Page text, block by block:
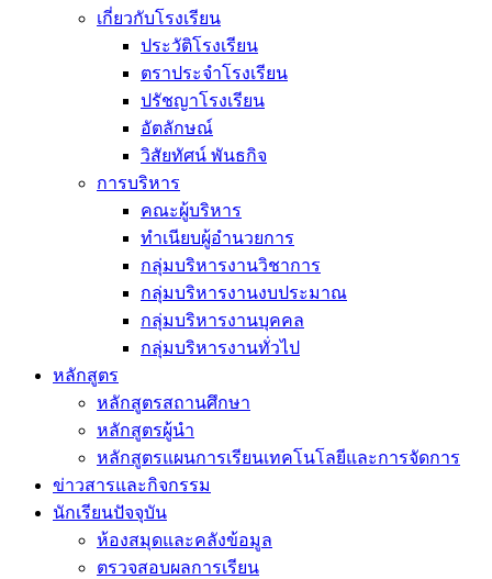
เกี่ยวกับโรงเรียน
ประวัติโรงเรียน
ตราประจำโรงเรียน
ปรัชญาโรงเรียน
อัตลักษณ์
วิสัยทัศน์ พันธกิจ
การบริหาร
คณะผู้บริหาร
ทำเนียบผู้อำนวยการ
กลุ่มบริหารงานวิชาการ
กลุ่มบริหารงานงบประมาณ
กลุ่มบริหารงานบุคคล
กลุ่มบริหารงานทั่วไป
หลักสูตร
หลักสูตรสถานศึกษา
หลักสูตรผู้นำ
หลักสูตรแผนการเรียนเทคโนโลยีและการจัดการ
ข่าวสารและกิจกรรม
นักเรียนปัจจุบัน
ห้องสมุดและคลังข้อมูล
ตรวจสอบผลการเรียน